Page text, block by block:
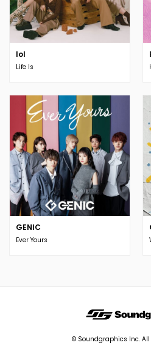
lol
Life Is
GENIC
Ever Yours
© Soundgraphics Inc.